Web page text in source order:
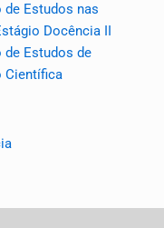
de Estudos nas
Docência II
de Estudos de
Científica